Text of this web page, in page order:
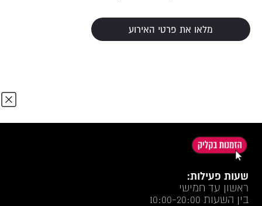
מלאו את פרטי האירוע
שעות פעילות:
ראשון עד חמישי
בין השעות 10:00-20:00